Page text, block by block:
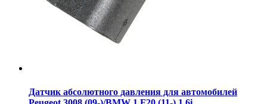
Датчик абсолютного давления для автомобилей